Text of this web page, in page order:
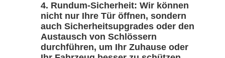
Rundum-Sicherheit: Wir können
nicht nur Ihre Tür öffnen, sondern
auch Sicherheitsupgrades oder den
Austausch von Schlössern
durchführen, um Ihr Zuhause oder